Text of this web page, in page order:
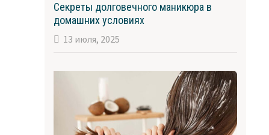
Секреты долговечного маникюра в
домашних условиях
13 июля, 2025